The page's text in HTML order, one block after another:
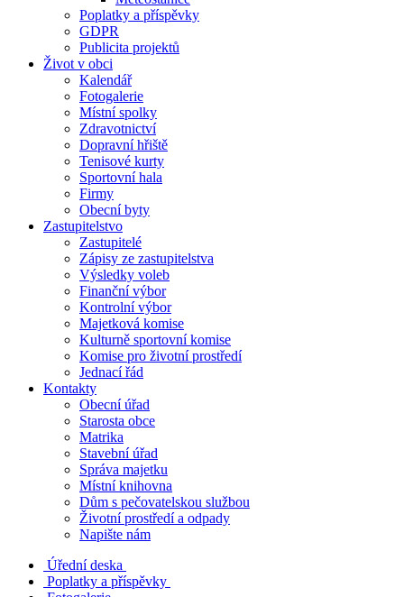
Poplatky a příspěvky
GDPR
Publicita projektů
Život v obci
Kalendář
Fotogalerie
Místní spolky
Zdravotnictví
Dopravní hřiště
Tenisové kurty
Sportovní hala
Firmy
Obecní byty
Zastupitelstvo
Zastupitelé
Zápisy ze zastupitelstva
Výsledky voleb
Finanční výbor
Kontrolní výbor
Majetková komise
Kulturně sportovní komise
Komise pro životní prostředí
Jednací řád
Kontakty
Obecní úřad
Starosta obce
Matrika
Stavební úřad
Správa majetku
Místní knihovna
Dům s pečovatelskou službou
Životní prostředí a odpady
Napište nám
Úřední deska
Poplatky a příspěvky